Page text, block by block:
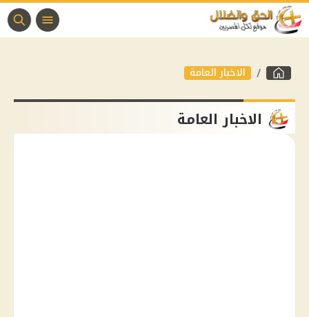
الاخبار العامة
الاخبار العامة